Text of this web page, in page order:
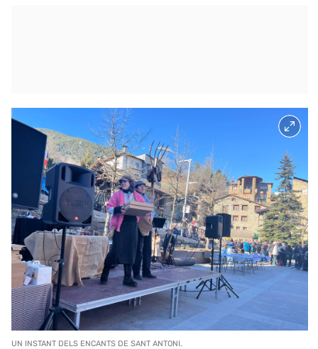
UN INSTANT DELS ENCANTS DE SANT ANTONI.